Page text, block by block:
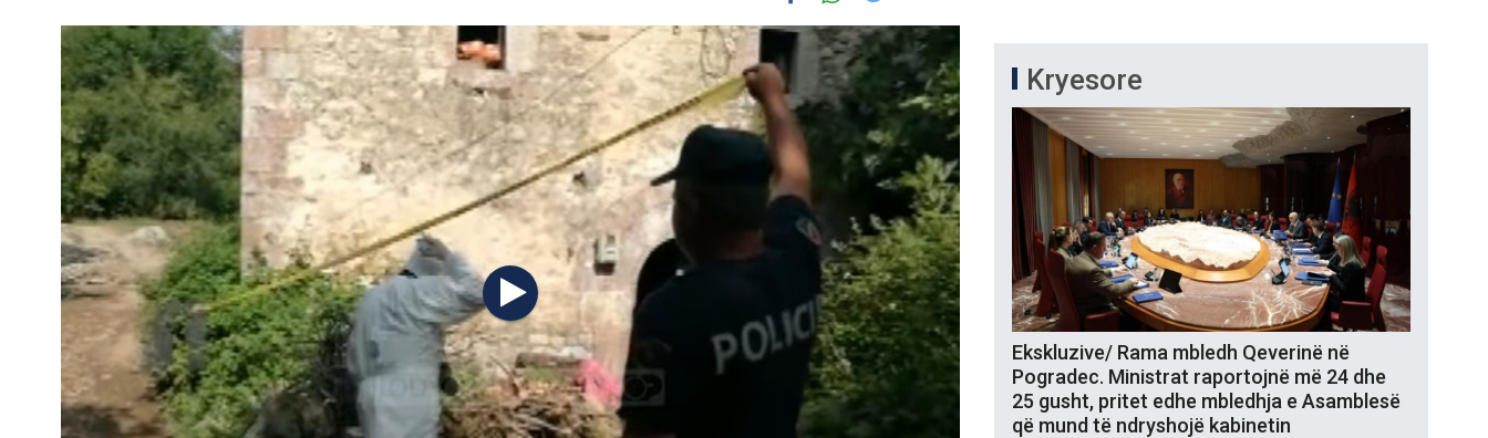
Kryesore
Ekskluzive/ Rama mbledh Qeverinë në
Pogradec. Ministrat raportojnë më 24 dhe
25 gusht, pritet edhe mbledhja e Asamblesë
që mund të ndryshojë kabinetin